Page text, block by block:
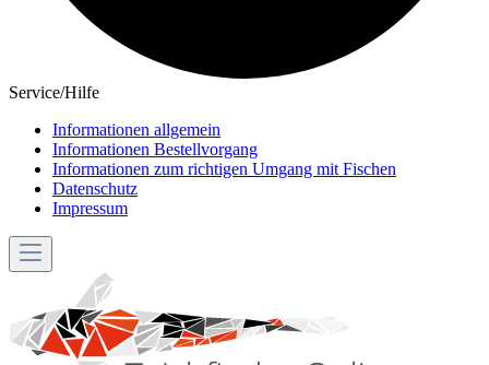
Service/Hilfe
Informationen allgemein
Informationen Bestellvorgang
Informationen zum richtigen Umgang mit Fischen
Datenschutz
Impressum